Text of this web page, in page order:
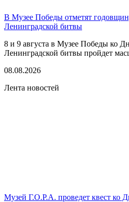
В Музее Победы отметят
Ленинградской битвы
8 и 9 августа в Музее Победы ко
Ленинградской битвы пройдет
08.08.2026
Лента новостей
Музей Г.О.Р.А. проведет квест ко